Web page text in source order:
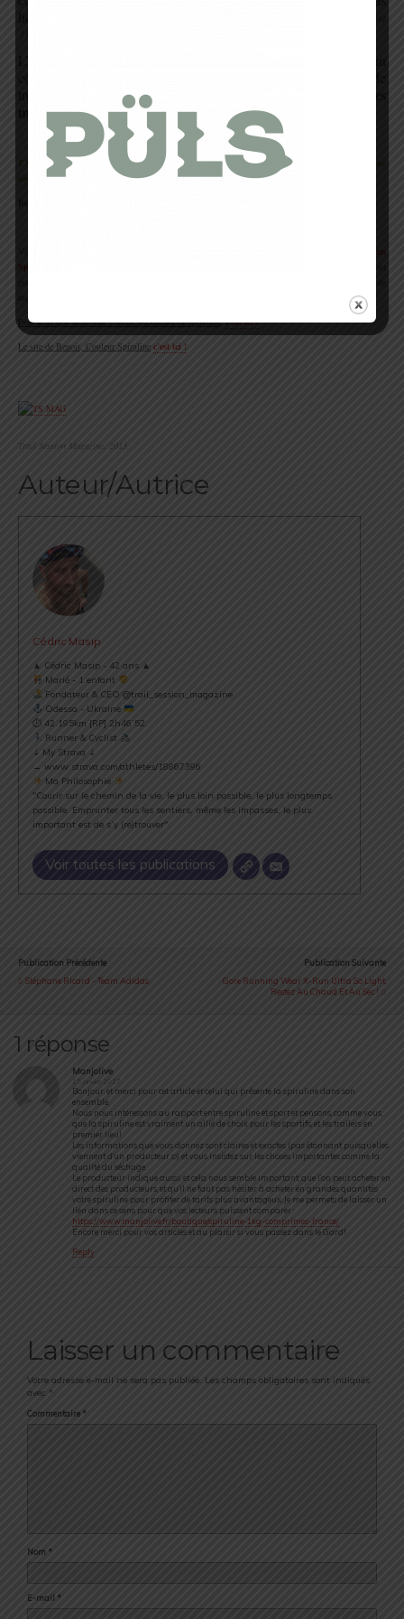
très bonne qualité,à des tarifs compétitifs en supprimant les
marges prises par des intermédiaires.
T.S.M : Merci de nous avoir donné ces précisions Benoit, on te souhaite une bonne
continuation dans ton activité !
Si vous cherchiez un endroit pour vous fournir en
Spiruline, Trail Session vous conseille l’exploitation de Benoit
Pour ceux qui aurait raté l’article présentant la Spiruline,c’est ici !
Le site de Benoit, Couleur Spiruline c’est ici !
Trail Session Magazine, 2013.
Auteur/Autrice
Cédric Masip
▲ Cédric Masip - 42 ans ▲
Marié - 1 enfant
Fondateur & CEO @trail_session_magazine
Odessa - Ukraine
⏱ 42.195km [RP] 2h46’52
Runner & Cyclist
⇣ My Strava ⇣
→ www.strava.com/athletes/18867396
Ma Philosophie
"Courir sur le chemin de la vie, le plus loin possible, le plus longtemps
possible. Emprunter tous les sentiers, même les impasses, le plus
important est de s’y (re)trouver".
Voir toutes les publications
Publication Précédente
Stéphane Ricard - Team Adidas
Publication Suivante
Gore Running Wear X-Run Ultra So Light,
Restez Au Chaud Et Au Sec !
1 réponse
Manjolive
15 janvier 2017
Bonjour, et merci pour cet article et celui qui présente la spiruline dans son
ensemble.
Nous nous intéressons au rapport entre spiruline et sport et pensons, comme vous,
que la spiruline est vraiment un allié de choix pour les sportifs, et les trailers en
premier lieu!
Les informations que vous donnez sont claires et exactes (pas étonnant puisqu’elles
viennent d’un producteur ;o) et vous insistez sur les choses importantes comme la
qualité du séchage.
Le producteur indique aussi, et cela nous semble important, que l’on peut acheter en
direct des producteurs, et qu’il ne faut pas hésiter à acheter en grandes quantités
votre spiruline pour profiter de tarifs plus avantageux. Je me permets de laisser un
lien dans ce sens pour que vos lecteurs puissent comparer :
https://www.manjolive.fr/boutique/spiruline-1kg-comprimes-france/
Encore merci pour vos articles et au plaisir si vous passez dans le Gard!
Reply
Laisser un commentaire
Votre adresse e-mail ne sera pas publiée. Les champs obligatoires sont indiqués
avec *
Commentaire *
Nom *
E-mail *